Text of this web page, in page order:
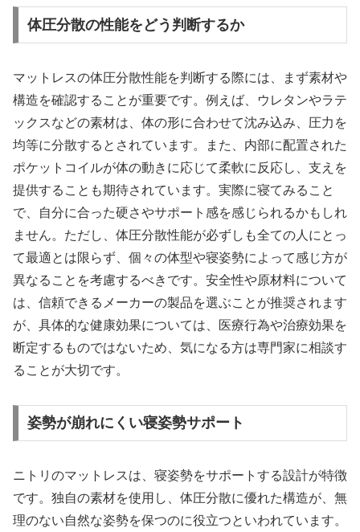
体圧分散の性能をどう判断するか
マットレスの体圧分散性能を判断する際には、まず素材や
構造を確認することが重要です。例えば、ウレタンやラテ
ックスなどの素材は、体の形に合わせて沈み込み、圧力を
均等に分散するとされています。また、内部に配置された
ポケットコイルが体の動きに応じて柔軟に反応し、支えを
提供することも期待されています。実際に寝てみること
で、自分に合った硬さやサポート感を感じられるかもしれ
ません。ただし、体圧分散性能が必ずしも全ての人にとっ
て最適とは限らず、個々の体型や寝姿勢によって感じ方が
異なることを考慮するべきです。安全性や原材料について
は、信頼できるメーカーの製品を選ぶことが推奨されます
が、具体的な健康効果については、医療行為や治療効果を
断定するものではないため、気になる方は専門家に相談す
ることが大切です。
姿勢が崩れにくい寝姿勢サポート
ニトリのマットレスは、寝姿勢をサポートする設計が特徴
です。独自の素材を使用し、体圧分散に優れた構造が、無
理のない自然な姿勢を保つのに役立つといわれています。